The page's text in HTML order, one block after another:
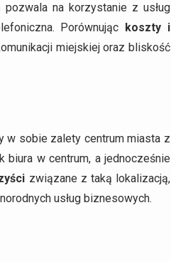
pozwala na korzystanie z usług
Porównując koszty i
miejskiej oraz bliskość
w sobie zalety centrum miasta z
biura w centrum, a jednocześnie
związane z taką lokalizacją,
usług biznesowych.